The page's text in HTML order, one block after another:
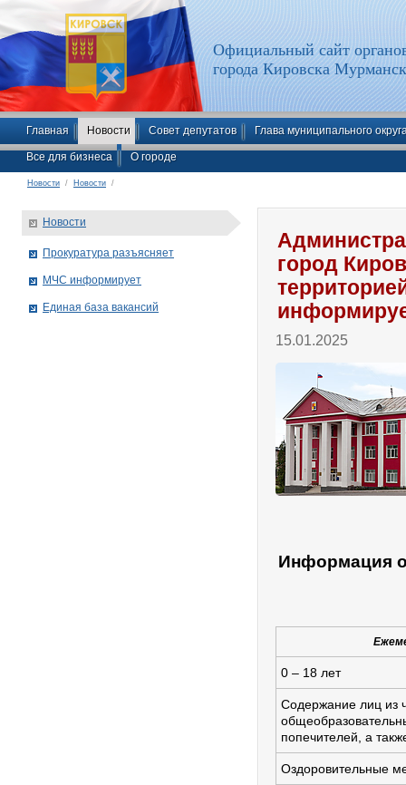
Официальный сайт
города Кировска
Главная Новости Совет депутатов Глава муниципального
Все для бизнеса О городе
Новости / Новости /
город
15.01.2025
Информация
0 – 18 лет
Содержание лиц из
попечителей, а
Оздоровительные
Новости
Прокуратура разъясняет
МЧС информирует
Единая база вакансий